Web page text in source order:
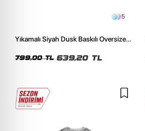
5
Yıkamalı Siyah Dusk Baskılı Oversize
799,00 TL 639,20 TL